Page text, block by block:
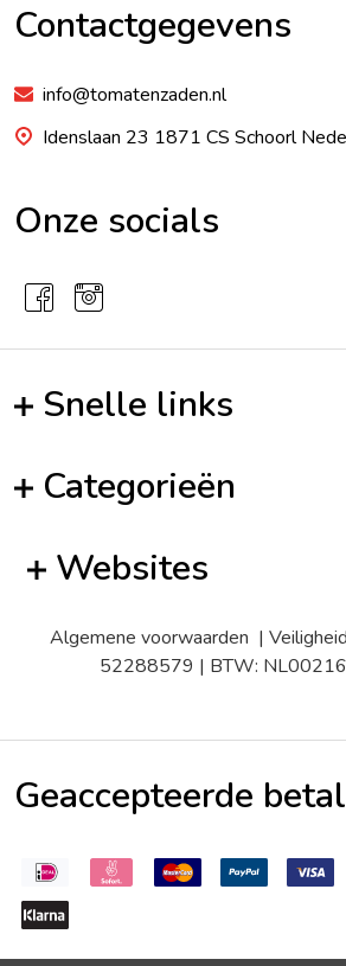
Contactgegevens
info@tomatenzaden.nl
Idenslaan 23 1871 CS
Onze socials
Snelle links
Categorieën
Websites
Algemene voorwaarden |
52288579 | BTW:
Geaccepteerde